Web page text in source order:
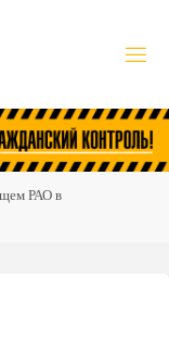
РАО в